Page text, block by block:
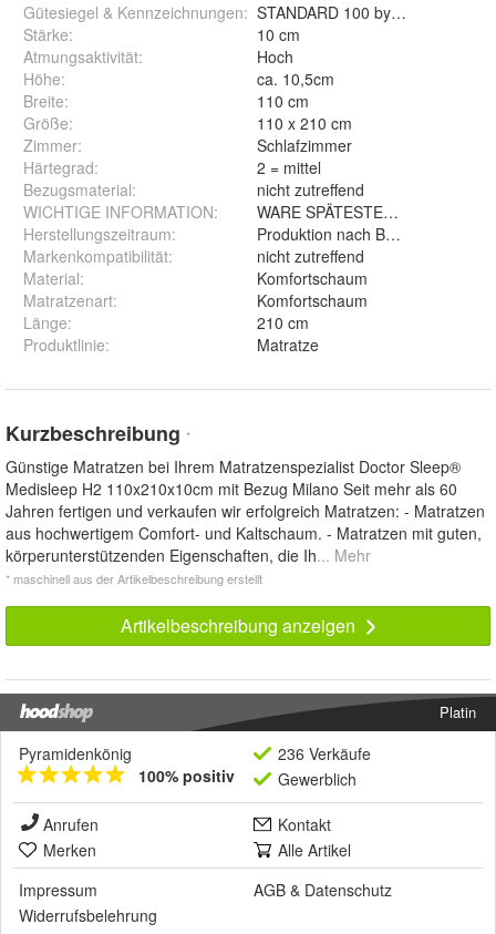
Gütesiegel & Kennzeichnungen: STANDARD 100 by OEKO-TEX
Stärke:
10 cm
Atmungsaktivität:
Hoch
Höhe:
ca. 10,5cm
Breite:
110 cm
Größe:
110 x 210 cm
Zimmer:
Schlafzimmer
Härtegrad:
2 = mittel
Bezugsmaterial:
nicht zutreffend
WICHTIGE INFORMATION:
WARE SPÄTESTENS 2 TAGE
Herstellungszeitraum:
Produktion nach Bestellung
Markenkompatibilität:
nicht zutreffend
Material:
Komfortschaum
Matratzenart:
Komfortschaum
Länge:
210 cm
Produktlinie: Matratze
Kurzbeschreibung *
Günstige Matratzen bei Ihrem Matratzenspezialist Doctor Sleep®
Medisleep H2 110x210x10cm mit Bezug Milano Seit mehr als 60
Jahren fertigen und verkaufen wir erfolgreich Matratzen: - Matratzen
aus hochwertigem Comfort- und Kaltschaum. - Matratzen mit guten,
körperunterstützenden Eigenschaften, die Ih... Mehr
* maschinell aus der Artikelbeschreibung erstellt
Artikelbeschreibung anzeigen
Platin
Pyramidenkönig
100% positiv
236 Verkäufe
Gewerblich
Anrufen
Kontakt
Merken
Alle Artikel
Impressum
AGB & Datenschutz
Widerrufsbelehrung